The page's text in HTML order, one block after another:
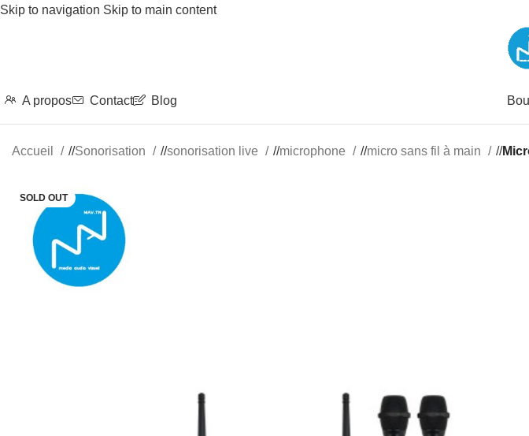
Skip to navigation Skip to main content
A propos Contact Blog
Accueil / Sonorisation / sonorisation live / microphone / micro sans fil à main /
SOLD OUT